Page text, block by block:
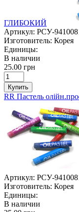
ГЛИБОКИЙ
Артикул: РСУ-
Изготовитель: Корея
Единицы:
В наличии
25.00 грн
Купить
RR Пастель
Артикул: РСУ-
Изготовитель: Корея
Единицы:
В наличии